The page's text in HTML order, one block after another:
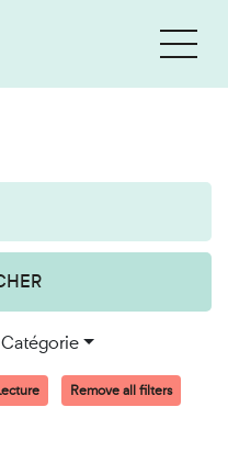
Catégorie
Remove all filters